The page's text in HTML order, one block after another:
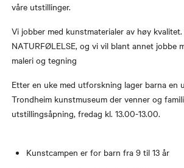
våre utstillinger.
Vi jobber med kunstmaterialer av høy
NATURFØLELSE, og vi vil blant annet jobbe
maleri og tegning
Etter en uke med utforskning lager barna en
Trondheim kunstmuseum der venner og
utstillingsåpning, fredag kl. 13.00-13.00.
Kunstcampen er for barn fra 9 til 13 år